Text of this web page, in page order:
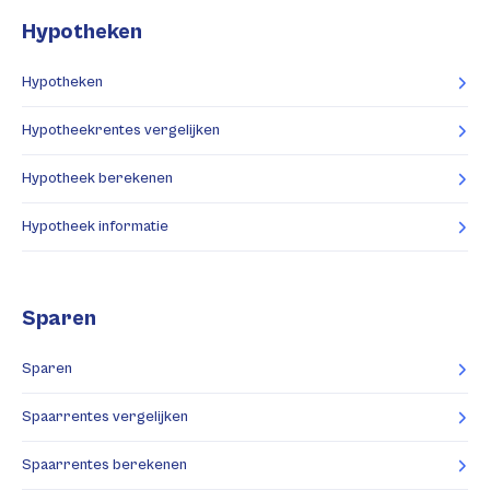
Hypotheken
Hypotheken
Hypotheekrentes vergelijken
Hypotheek berekenen
Hypotheek informatie
Sparen
Sparen
Spaarrentes vergelijken
Spaarrentes berekenen